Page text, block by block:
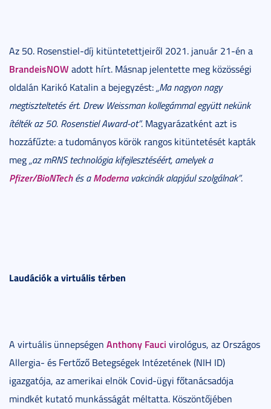
Az 50. Rosenstiel-díj kitüntetettjeiről 2021. január 21-én a
BrandeisNOW adott hírt. Másnap jelentette meg közösségi
oldalán Karikó Katalin a bejegyzést:„Ma nagyon nagy
megtiszteltetés ért. Drew Weissman kollegámmal együtt nekünk
ítélték az 50. Rosenstiel Award-ot”. Magyarázatként azt is
hozzáfűzte: a tudományos körök rangos kitüntetését kapták
meg„az mRNS technológia kifejlesztéséért, amelyek a
Pfizer/BioNTechés aModernavakcinák alapjául szolgálnak”.
Laudációk a virtuális térben
A virtuális ünnepségen Anthony Fauci virológus, az Országos
Allergia- és Fertőző Betegségek Intézetének (NIH ID)
igazgatója, az amerikai elnök Covid-ügyi főtanácsadója
mindkét kutató munkásságát méltatta. Köszöntőjében